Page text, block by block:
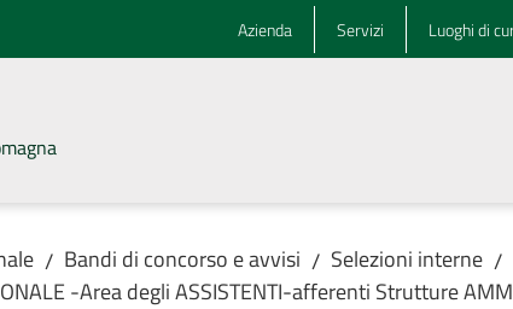
Azienda Servizi Luoghi di
/ Bandi di concorso e avvisi / Selezioni interne /
-Area degli ASSISTENTI-afferenti Strutture